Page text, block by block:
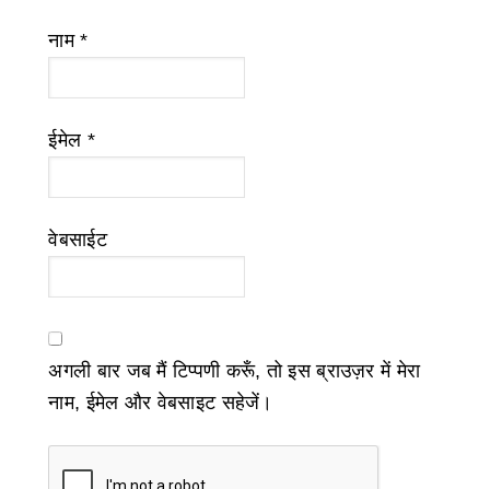
नाम*
ईमेल *
वेबसाईट
अगली बार जब मैं टिप्पणी करूँ, तो इस ब्राउज़र में मेरा
नाम, ईमेल और वेबसाइट सहेजें।